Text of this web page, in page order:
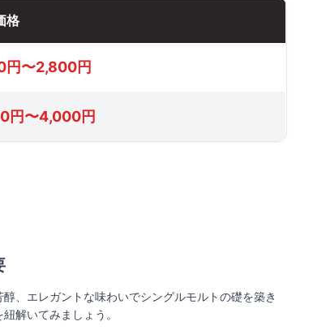
格
円〜2,800円
円〜4,000円
、エレガントな味わいでシングルモルトの礎を築き
解いてみましょう。